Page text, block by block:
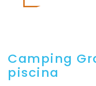
Camping
piscina